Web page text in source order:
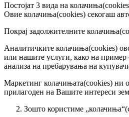
Постојат 3 вида на
Овие колачиња(cookies) секогаш
Покрај задолжителните
Аналитичките колачиња(cookies)
или нашите услуги, како на пример
анализа на пребарувања на
Маркетинг колачињата(cookies) ни
прилагоден на Вашите интереси
Зошто користиме